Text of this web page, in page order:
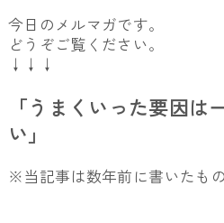
今日のメルマガです。
どうぞご覧ください。
↓↓↓
「うまくいった要因は
い」
※当記事は数年前に書いたも